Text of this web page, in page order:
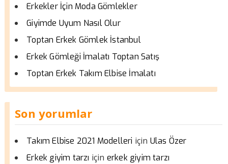
Erkekler İçin Moda Gömlekler
Giyimde Uyum Nasıl Olur
Toptan Erkek Gömlek İstanbul
Erkek Gömleği İmalatı Toptan Satış
Toptan Erkek Takım Elbise İmalatı
Son yorumlar
Takım Elbise 2021 Modelleri için Ulas Özer
Erkek giyim tarzı için erkek giyim tarzı